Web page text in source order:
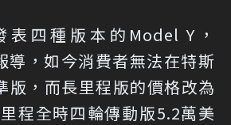
四種版本的Model Y，
，如今消費者無法在特斯
版，而長里程版的價格改為
程全時四輪傳動版5.2萬美